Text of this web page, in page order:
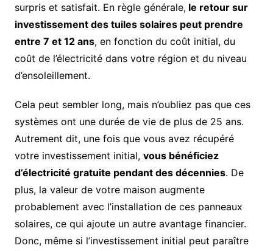
surpris et satisfait. En règle générale,le retour sur
investissement des tuiles solaires peut prendre
entre 7 et 12 ans, en fonction du coût initial, du
coût de l’électricité dans votre région et du niveau
d’ensoleillement.
Cela peut sembler long, mais n’oubliez pas que ces
systèmes ont une durée de vie de plus de 25 ans.
Autrement dit, une fois que vous avez récupéré
votre investissement initial, vous bénéficiez
d’électricité gratuite pendant des décennies. De
plus, la valeur de votre maison augmente
probablement avec l’installation de ces panneaux
solaires, ce qui ajoute un autre avantage financier.
Donc, même si l’investissement initial peut paraître